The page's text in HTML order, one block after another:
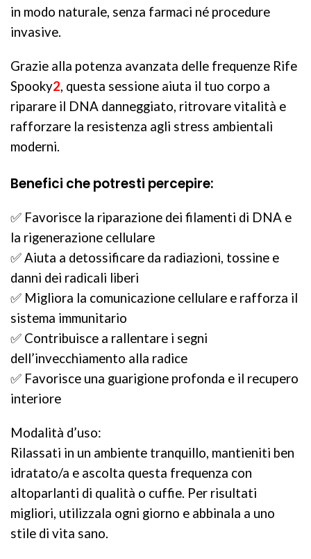
in modo naturale, senza farmaci né procedure
invasive.
Grazie alla potenza avanzata delle frequenze Rife
Spooky2, questa sessione aiuta il tuo corpo a
riparare il DNA danneggiato, ritrovare vitalità e
rafforzare la resistenza agli stress ambientali
moderni.
Benefici che potresti percepire:
✅ Favorisce la riparazione dei filamenti di DNA e
la rigenerazione cellulare
✅ Aiuta a detossificare da radiazioni, tossine e
danni dei radicali liberi
✅ Migliora la comunicazione cellulare e rafforza il
sistema immunitario
✅ Contribuisce a rallentare i segni
dell’invecchiamento alla radice
✅ Favorisce una guarigione profonda e il recupero
interiore
Modalità d’uso:
Rilassati in un ambiente tranquillo, mantieniti ben
idratato/a e ascolta questa frequenza con
altoparlanti di qualità o cuffie. Per risultati
migliori, utilizzala ogni giorno e abbinala a uno
stile di vita sano.